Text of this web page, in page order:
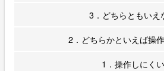
3．どちらともいえ
2．どちらかといえば操
1．操作しにくい